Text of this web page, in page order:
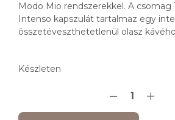
Modo Mio rendszerekkel. A csomag
Intenso kapszulát tartalmaz egy
összetéveszthetetlenül olasz
Készleten